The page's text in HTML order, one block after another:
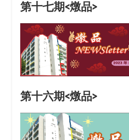
第十七期<燉品>
第十六期<燉品>